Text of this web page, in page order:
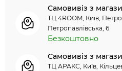
Самовивіз з
ТЦ 4ROOM, Київ,
Петропавлівська, 6
Безкоштовно
Самовивіз з
ТЦ АРАКС, Київ,